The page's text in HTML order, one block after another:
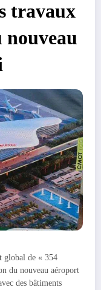
travaux
nouveau
global de « 354
du nouveau aéroport
des bâtiments